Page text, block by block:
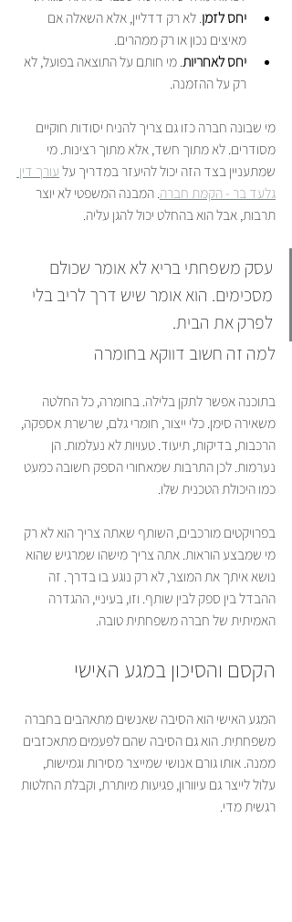
יחס לזמן. לא רק דדליין, אלא השאלה אם
מאיצים נכון או רק ממהרים.
יחס לאחריות. מי חותם על התוצאה בפועל, לא
רק על ההזמנה.
מי שבונה חברה כזו גם צריך להניח יסודות חוקיים
מסודרים. לא מתוך חשד, אלא מתוך רצינות. מי
שמתעניין בצד הזה יכול להיעזר במדריך על עורך דין
גלעד בר - הקמת חברה. המבנה המשפטי לא יוצר
תרבות, אבל הוא בהחלט יכול להגן עליה.
עסק משפחתי בריא לא אומר שכולם
מסכימים. הוא אומר שיש דרך לריב בלי
לפרק את הבית.
למה זה חשוב דווקא בחומרה
בתוכנה אפשר לתקן בלילה. בחומרה, כל החלטה
משאירה סימן. כלי ייצור, חומרי גלם, שרשרת אספקה,
הרכבות, בדיקות, תיעוד. טעויות לא נעלמות. הן
נערמות. לכן התרבות שמאחורי הספק חשובה כמעט
כמו היכולת הטכנית שלו.
בפרויקטים מורכבים, השותף שאתה צריך הוא לא רק
מי שמבצע הוראות. אתה צריך מישהו שמרגיש שהוא
נושא איתך את המוצר, לא רק נוגע בו בדרך. זה
ההבדל בין ספק לבין שותף. וזו, בעיניי, ההגדרה
האמיתית של חברה משפחתית טובה.
הקסם והסיכון במגע האישי
המגע האישי הוא הסיבה שאנשים מתאהבים בחברה
משפחתית. הוא גם הסיבה שהם לפעמים מתאכזבים
ממנה. אותו גורם אנושי שמייצר מסירות וגמישות,
עלול לייצר גם עיוורון, פגיעות מיותרת, וקבלת החלטות
רגשית מדי.